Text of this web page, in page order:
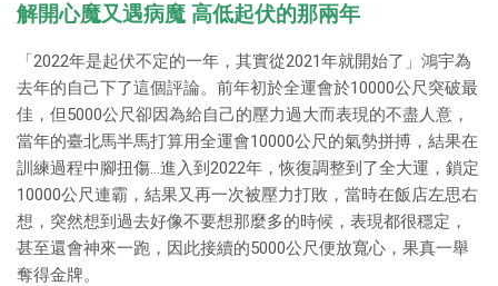
解開心魔又遇病魔 高低起伏的那兩年
「2022年是起伏不定的一年，其實從2021年就開始了」鴻宇為
去年的自己下了這個評論。前年初於全運會於10000公尺突破最
佳，但5000公尺卻因為給自己的壓力過大而表現的不盡人意，
當年的臺北馬半馬打算用全運會10000公尺的氣勢拼搏，結果在
訓練過程中腳扭傷… 進入到2022年，恢復調整到了全大運，鎖定
10000公尺連霸，結果又再一次被壓力打敗，當時在飯店左思右
想，突然想到過去好像不要想那麼多的時候，表現都很穩定，
甚至還會神來一跑，因此接續的5000公尺便放寬心，果真一舉
奪得金牌。